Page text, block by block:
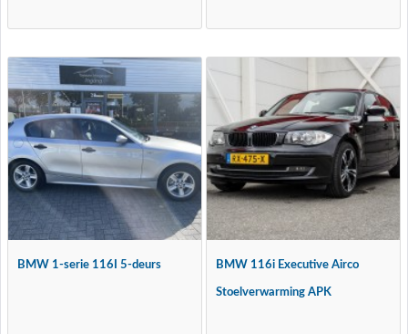
BMW 1-serie 116I 5-deurs BMW 116i Executive Airco
Stoelverwarming APK